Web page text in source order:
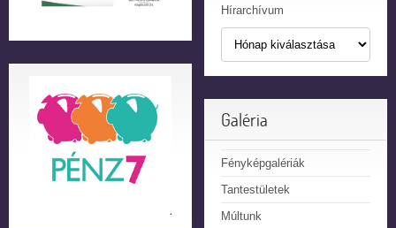
Hírarchívum
Galéria
Fényképgalériák
Tantestületek
Múltunk